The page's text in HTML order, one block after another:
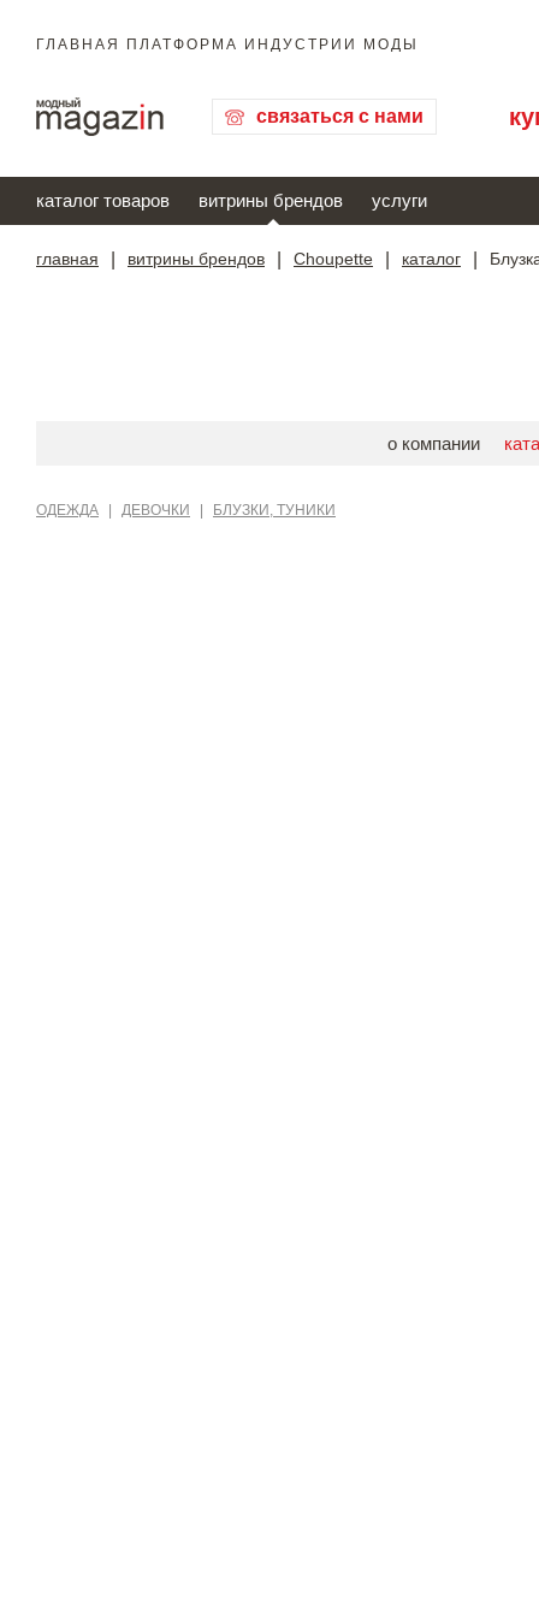
ГЛАВНАЯ ПЛАТФОРМА ИНДУСТРИИ МОДЫ
связаться с нами
каталог товаров витрины брендов услуги
главная витрины брендов Choupette каталог
о компании
ОДЕЖДА ДЕВОЧКИ БЛУЗКИ, ТУНИКИ